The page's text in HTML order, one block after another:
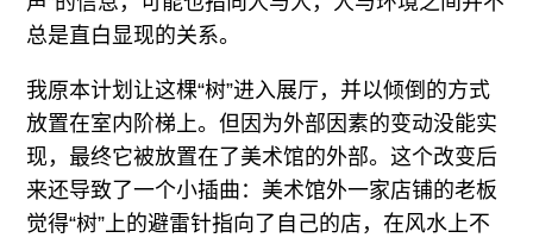
总是直白显现的关系。
我原本计划让这棵“树”进入展厅，并以倾倒的方式
放置在室内阶梯上。但因为外部因素的变动没能实
现，最终它被放置在了美术馆的外部。这个改变后
来还导致了一个小插曲：美术馆外一家店铺的老板
觉得“树”上的避雷针指向了自己的店，在风水上不